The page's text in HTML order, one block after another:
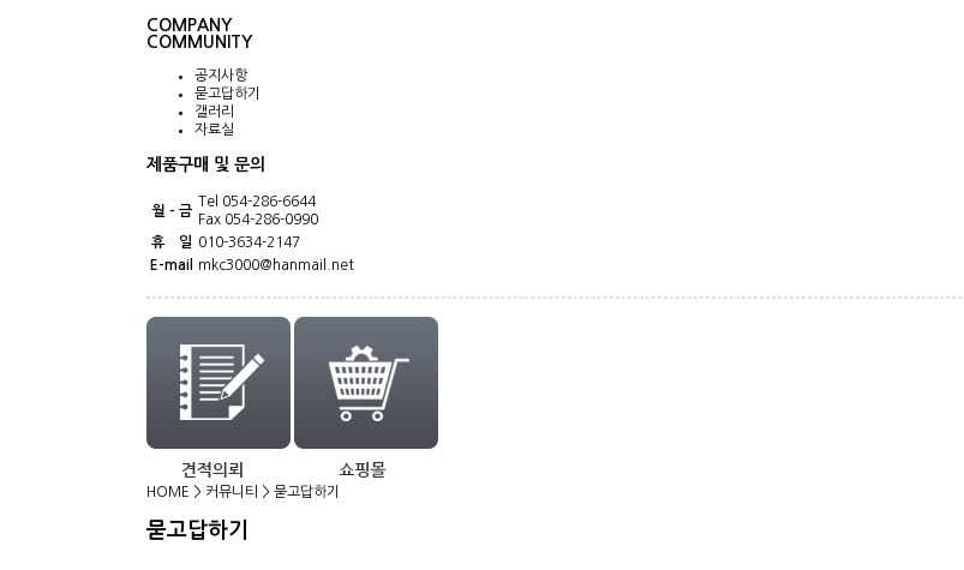
COMPANY
COMMUNITY
공지사항
묻고답하기
갤러리
자료실
제품구매 및 문의
월 - 금
Tel 054-286-6644
Fax 054-286-0990
휴 일 010-3634-2147
E-mail
mkc3000@hanmail.net
HOME > 커뮤니티 > 묻고답하기
묻고답하기